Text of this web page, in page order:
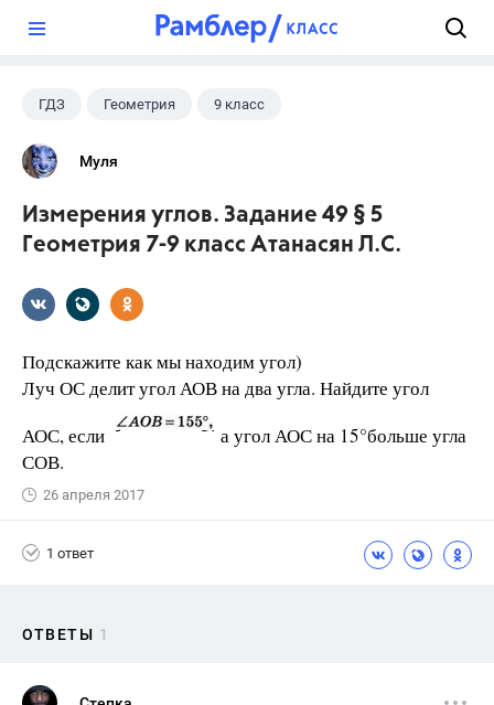
ГДЗ Геометрия 9 класс
7 класс
Муля
Измерения углов. Задание 49 § 5
Геометрия 7-9 класс Атанасян Л.С.
Подскажите как мы находим угол)
Луч ОС делит угол АОВ на два угла. Найдите угол
АОС, если
а угол АОС на 15°больше угла
СОВ.
26 апреля 2017
1 ответ
ОТВЕТЫ 1